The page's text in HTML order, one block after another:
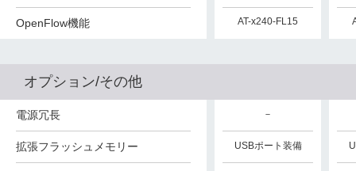
OpenFlow機能
AT-x250-FL15 AT-x240-FL15
オプション/その他
電源冗長
拡張フラッシュメモリー
－
USBポート装備 USBポート装備
－
USBポート装備